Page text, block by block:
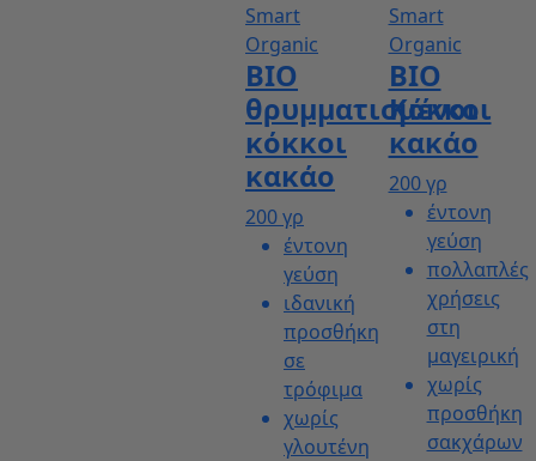
Smart
Organic
BIO
θρυμματισμένοι
κόκκοι
κακάο
200 γρ
έντονη
γεύση
ιδανική
προσθήκη
σε
τρόφιμα
χωρίς
γλουτένη
Smart
Organic
ΒΙΟ
Κόκκοι
κακάο
200 γρ
έντονη
γεύση
πολλαπλές
χρήσεις
στη
μαγειρική
χωρίς
προσθήκη
σακχάρων